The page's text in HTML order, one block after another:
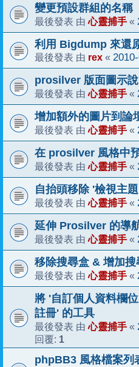
變更預設群組的名稱
最後發表 由心靈捕手 «
利用 Bigdump 來還
最後發表 由 rex «
prosilver 版面圖示說
最後發表 由心靈捕手 «
增加額外的圖片到論
最後發表 由心靈捕手 «
在 prosilver 風格中
最後發表 由心靈捕手 «
自抬頭移除 '檢視主
最後發表 由心靈捕手 «
延伸 Prosilver 的導
最後發表 由心靈捕手 «
移除搜尋盒 & 增加
最後發表 由心靈捕手 «
將 '自訂個人資料欄
註冊' 的工具
最後發表 由心靈捕手 «
回覆: 1
phpBB3 風格檔案列